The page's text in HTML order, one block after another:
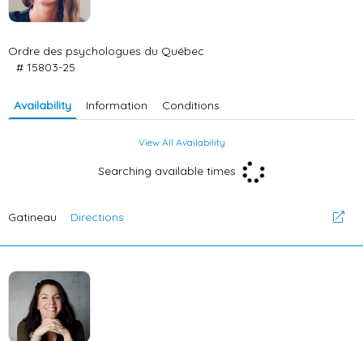
Ordre des psychologues du Québec
# 15803-25
Availability Information Conditions
View All Availability
Searching available times
Gatineau Directions